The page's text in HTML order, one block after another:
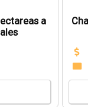
a